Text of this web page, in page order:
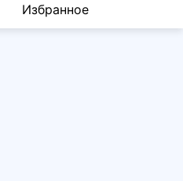
Избранное